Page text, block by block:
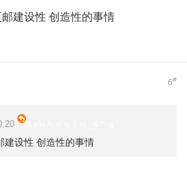
建设性 创造性的事情
6#
建设性 创造性的事情